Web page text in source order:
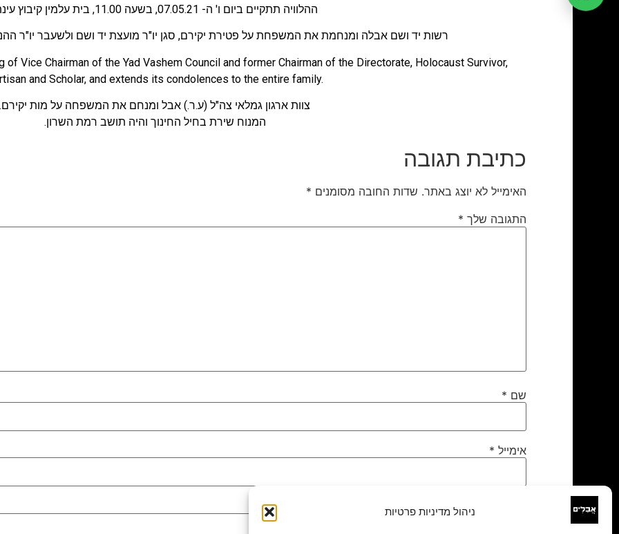
ניהול מדיניות פרטיות
ההלוויה תתקיים ביום ו' ה- 07.05.21, בשעה 11.00, בית עלמין קיבוץ עינת.
רשות יד ושם אבלה ומנחמת את המשפחת על פטירת יקירם, סגן יו"ר מועצת יד ושם ולשעבר יו"ר
Vice Chairman of the Yad Vashem Council and former Chairman of the Directorate, Holocaust Survivor,
and Scholar, and extends its condolences to the entire family.
צוות ארגון גמלאי צה"ל (ע.ר.) אבל ומנחם את המשפחה על מות יקירם.
המנוח שירת בחיל החינוך והיה תושב רמת השרון.
כתיבת תגובה
האימייל לא יוצג באתר. שדות החובה מסומנים *
התגובה שלך *
שם *
אימייל *